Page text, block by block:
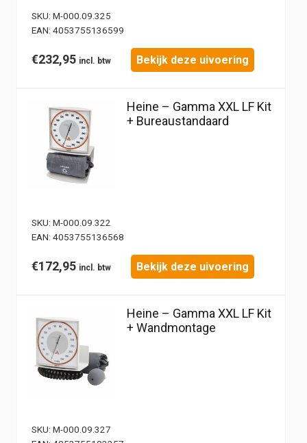
SKU: M-000.09.325
EAN: 4053755136599
€232,95 Bekijk deze uivoering
Heine – Gamma XXL LF Kit
+ Bureaustandaard
SKU: M-000.09.322
EAN: 4053755136568
€172,95 Bekijk deze uivoering
Heine – Gamma XXL LF Kit
+ Wandmontage
SKU: M-000.09.327